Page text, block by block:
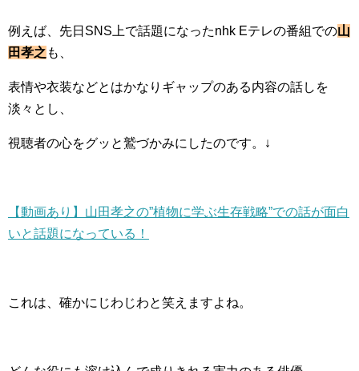
例えば、先日SNS上で話題になったnhk Eテレの番組での山
田孝之 も、
表情や衣装などとはかなりギャップのある内容の話しを
淡々とし、
視聴者の心をグッと鷲づかみにしたのです。↓
【動画あり】山田孝之の”植物に学ぶ生存戦略”での話が面白
いと話題になっている！
これは、確かにじわじわと笑えますよね。